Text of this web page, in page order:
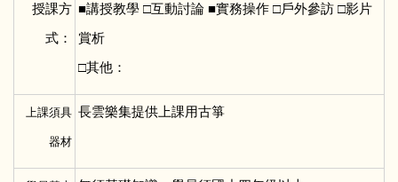
授課方
式：
■講授教學 □互動討論 ■實務操作 □戶外參訪 □影片
賞析
□其他：
上課須具
器材
長雲樂集提供上課用古箏